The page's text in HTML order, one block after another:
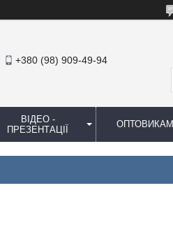
+380 (98) 909-49-94
ВІДЕО -
ПРЕЗЕНТАЦІЇ
ОПТОВИКАМ